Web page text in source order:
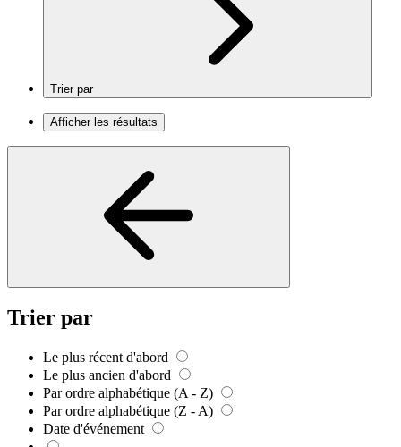
Trier par
Afficher les résultats
Trier par
Le plus récent d'abord
Le plus ancien d'abord
Par ordre alphabétique (A - Z)
Par ordre alphabétique (Z - A)
Date d'événement